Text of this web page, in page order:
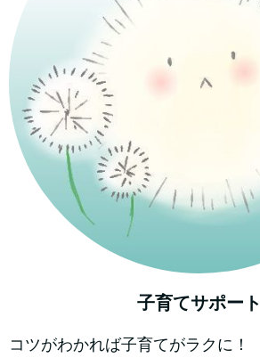
子育てサポート
コツがわかれば子育てがラクに！